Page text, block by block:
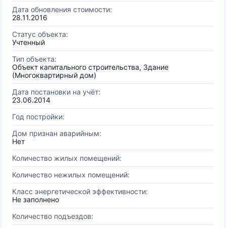
Дата обновления стоимости:
28.11.2016
Статус объекта:
Учтенный
Тип объекта:
Объект капитального строительства, Здание
(Многоквартирный дом)
Дата постановки на учёт:
23.06.2014
Год постройки:
Дом признан аварийным:
Нет
Количество жилых помещений:
Количество нежилых помещений:
Класс энергетической эффективности:
Не заполнено
Количество подъездов: